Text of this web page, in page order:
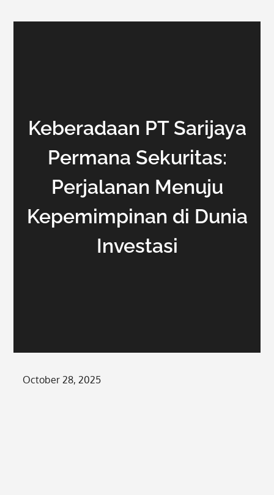
Keberadaan PT Sarijaya
Permana Sekuritas:
Perjalanan Menuju
Kepemimpinan di Dunia
Investasi
Posted
October 28, 2025